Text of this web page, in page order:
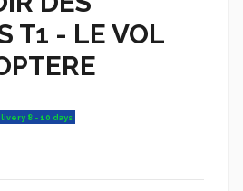
T1 - LE VOL
8 - 10 days